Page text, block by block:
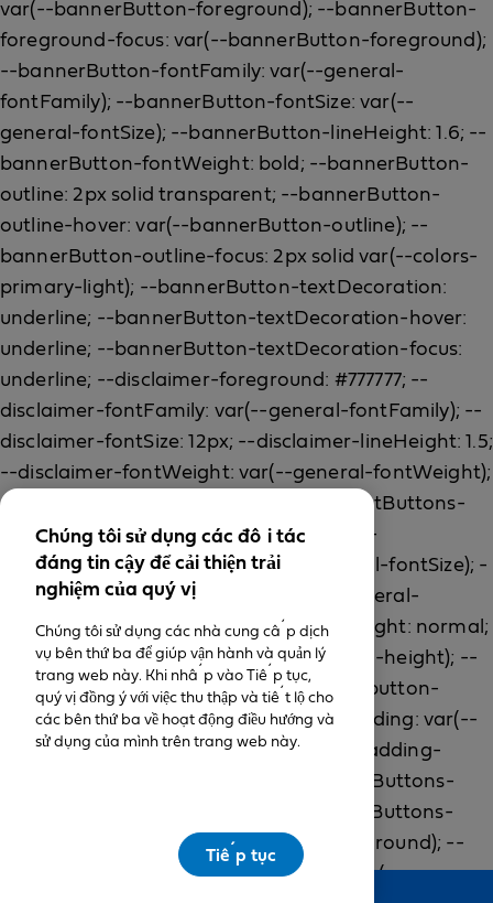
Chúng tôi sử dụng các đối tác
đáng tin cậy để cải thiện trải
nghiệm của quý vị
Chúng tôi sử dụng các nhà cung cấp dịch
vụ bên thứ ba để giúp vận hành và quản lý
trang web này. Khi nhấp vào Tiếp tục,
quý vị đồng ý với việc thu thập và tiết lộ cho
các bên thứ ba về hoạt động điều hướng và
sử dụng của mình trên trang web này.
Tiếp tục